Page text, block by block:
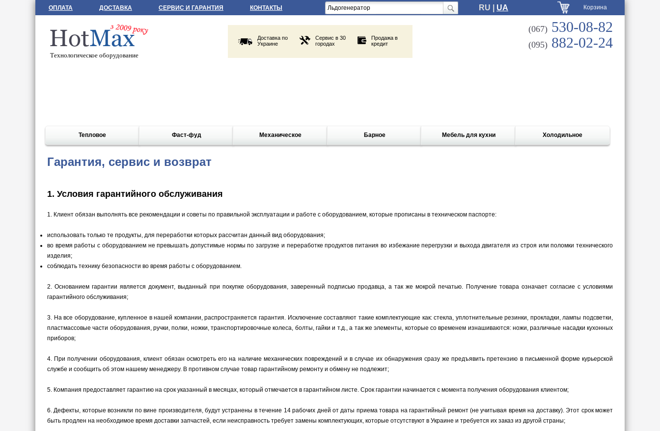
ОПЛАТА ДОСТАВКА СЕРВИС И ГАРАНТИЯ КОНТАКТЫ RU | UA Корзина
Технологическое оборудование
Доставка по
Украине
Сервис в 30
городах
Продажа в
кредит
(067) 530-08-82
(095) 882-02-24
Тепловое Фаст-фуд Механическое Барное Мебель для кухни Холодильное
Гарантия, сервис и возврат
1. Условия гарантийного обслуживания
1. Клиент обязан выполнять все рекомендации и советы по правильной эксплуатации и работе с оборудованием, которые прописаны в техническом паспорте:
использовать только те продукты, для переработки которых рассчитан данный вид оборудования;
во время работы с оборудованием не превышать допустимые нормы по загрузке и переработке продуктов питания во избежание перегрузки и выхода двигателя из строя или поломки технического
изделия;
соблюдать технику безопасности во время работы с оборудованием.
2. Основанием гарантии является документ, выданный при покупке оборудования, заверенный подписью продавца, а так же мокрой печатью. Получение товара означает согласие с условиями
гарантийного обслуживания;
3. На все оборудование, купленное в нашей компании, распространяется гарантия. Исключение составляют такие комплектующие как: стекла, уплотнительные резинки, прокладки, лампы подсветки,
пластмассовые части оборудования, ручки, полки, ножки, транспортировочные колеса, болты, гайки и т.д., а так же элементы, которые со временем изнашиваются: ножи, различные насадки кухонных
приборов;
4. При получении оборудования, клиент обязан осмотреть его на наличие механических повреждений и в случае их обнаружения сразу же предъявить претензию в письменной форме курьерской
службе и сообщить об этом нашему менеджеру. В противном случае товар гарантийному ремонту и обмену не подлежит;
5. Компания предоставляет гарантию на срок указанный в месяцах, который отмечается в гарантийном листе. Срок гарантии начинается с момента получения оборудования клиентом;
6. Дефекты, которые возникли по вине производителя, будут устранены в течение 14 рабочих дней от даты приема товара на гарантийный ремонт (не учитывая время на доставку). Этот срок может
быть продлен на необходимое время доставки запчастей, если неисправность требует замены комплектующих, которые отсутствуют в Украине и требуется их заказ из другой страны;